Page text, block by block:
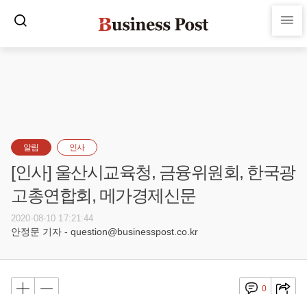
알림 인사
[인사] 울산시교육청, 금융위원회, 한국광
고총연합회, 메가경제신문
2020-08-10 17:21:44
안정문 기자 - question@businesspost.co.kr
0